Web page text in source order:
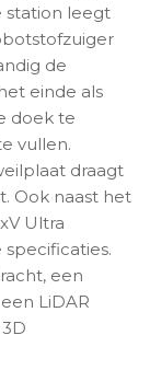
station leegt
de
einde als
doek te
vullen.
draagt
Ook naast het
Ultra
een
LiDAR